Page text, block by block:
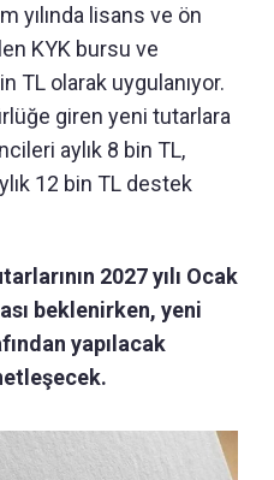
yılında lisans ve ön
KYK bursu ve
TL olarak uygulanıyor.
giren yeni tutarlara
aylık 8 bin TL,
12 bin TL destek
2027 yılı Ocak
beklenirken, yeni
yapılacak